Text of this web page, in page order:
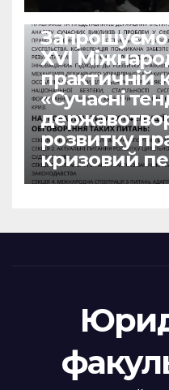
Запрошуємо
ХVІ
практичній
«Сучасні
розвитку
кризовий